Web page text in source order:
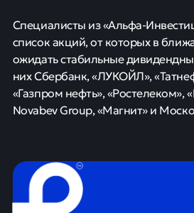
Специалисты из «Альфа-
список акций, от которых в
ожидать стабильные
них Сбербанк, «ЛУКОЙЛ»,
«Газпром нефть», «Ростелеком»,
Novabev Group, «Магнит» и